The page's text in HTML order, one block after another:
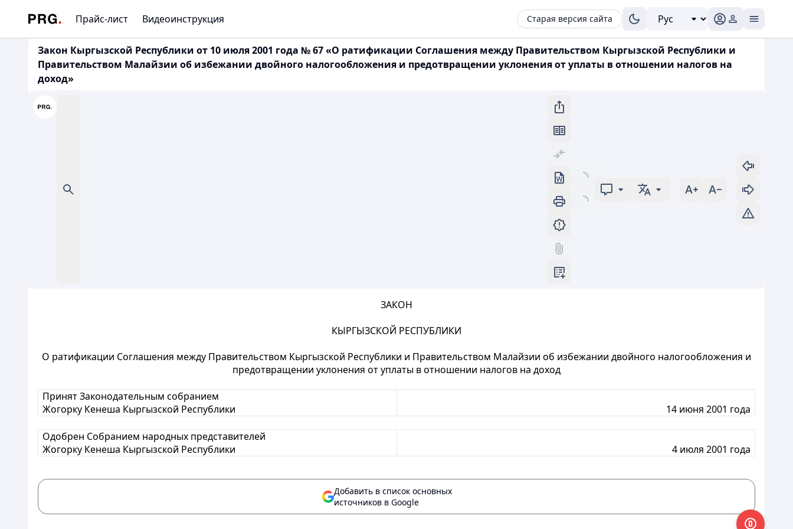
Прайс-лист Видеоинструкция Старая версия сайта
Закон Кыргызской Республики от 10 июля 2001 года № 67 «О ратификации Соглашения между Правительством Кыргызской Республики и
Правительством Малайзии об избежании двойного налогообложения и предотвращении уклонения от уплаты в отношении налогов на
доход»
ЗАКОН
КЫРГЫЗСКОЙ РЕСПУБЛИКИ
О ратификации Соглашения между Правительством Кыргызской Республики и Правительством Малайзии об избежании двойного налогообложения и
предотвращении уклонения от уплаты в отношении налогов на доход
Принят Законодательным собранием
Жогорку Кенеша Кыргызской Республики
14 июня 2001 года
Одобрен Собранием народных представителей
Жогорку Кенеша Кыргызской Республики
4 июля 2001 года
Добавить в список основных
источников в Google